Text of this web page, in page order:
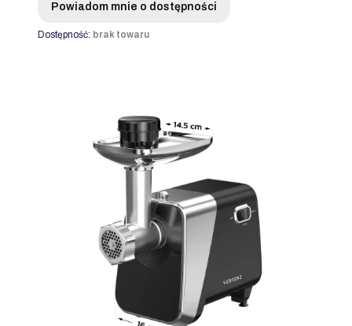
Powiadom mnie o dostępności
Dostępność: brak towaru